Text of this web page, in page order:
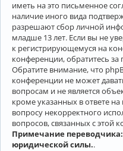
иметь на это письменное
наличие иного вида
разрешают сбор личной
младше 13 лет. Если вы не
к регистрирующемуся на
конференции, обратитесь
Обратите внимание, что
конференции не может
вопросам и не является
кроме указанных в ответе
вопросу некорректного
вопросов, связанных с этой
Примечание
юридической силы..